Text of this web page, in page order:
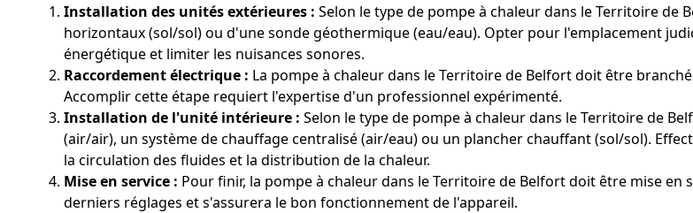
Installation des unités extérieures : Selon le type de pompe à chaleur dans le Territoire
horizontaux (sol/sol) ou d'une sonde géothermique (eau/eau). Opter pour l'emplacement
énergétique et limiter les nuisances sonores.
Raccordement électrique : La pompe à chaleur dans le Territoire de Belfort doit être
Accomplir cette étape requiert l'expertise d'un professionnel expérimenté.
Installation de l'unité intérieure : Selon le type de pompe à chaleur dans le Territoire de
(air/air), un système de chauffage centralisé (air/eau) ou un plancher chauffant (sol/sol).
la circulation des fluides et la distribution de la chaleur.
Mise en service : Pour finir, la pompe à chaleur dans le Territoire de Belfort doit être mise
derniers réglages et s'assurera le bon fonctionnement de l'appareil.